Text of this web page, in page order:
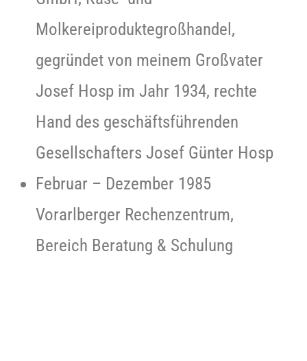
Molkereiproduktegroßhandel,
gegründet von meinem Großvater
Josef Hosp im Jahr 1934, rechte
Hand des geschäftsführenden
Gesellschafters Josef Günter Hosp
Februar – Dezember 1985
Vorarlberger Rechenzentrum,
Bereich Beratung & Schulung